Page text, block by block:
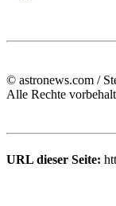
© astronews.com /
Alle Rechte
URL dieser Seite: